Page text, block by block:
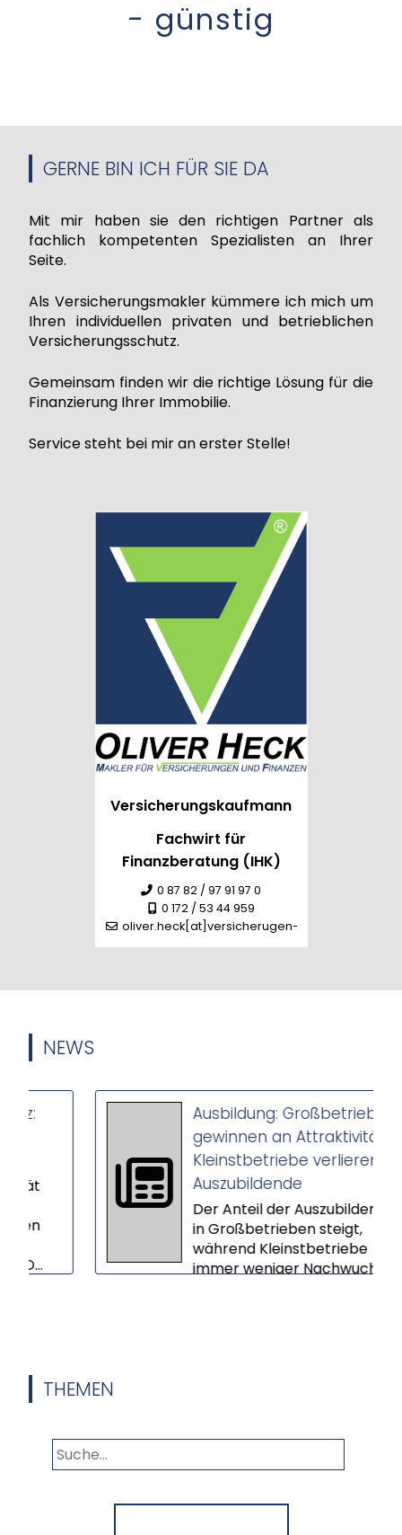
- günstig
GERNE BIN ICH FÜR SIE DA
Mit mir haben sie den richtigen Partner als
fachlich kompetenten Spezialisten an Ihrer
Seite.
Als Versicherungsmakler kümmere ich mich um
Ihren individuellen privaten und betrieblichen
Versicherungsschutz.
Gemeinsam finden wir die richtige Lösung für die
Finanzierung Ihrer Immobilie.
Service steht bei mir an erster Stelle!
Versicherungskaufmann
Fachwirt für
Finanzberatung (IHK)
0 87 82 / 97 91 97 0
0 172 / 53 44 959
oliver.heck[at]versicherugen-heck.de
NEWS
Ausbildung: Großbetriebe
gewinnen an Attraktivität –
Kleinstbetriebe verlieren
Auszubildende
Der Anteil der Auszubildenden
in Großbetrieben steigt,
während Kleinstbetriebe
immer weniger Nachwuchs
THEMEN